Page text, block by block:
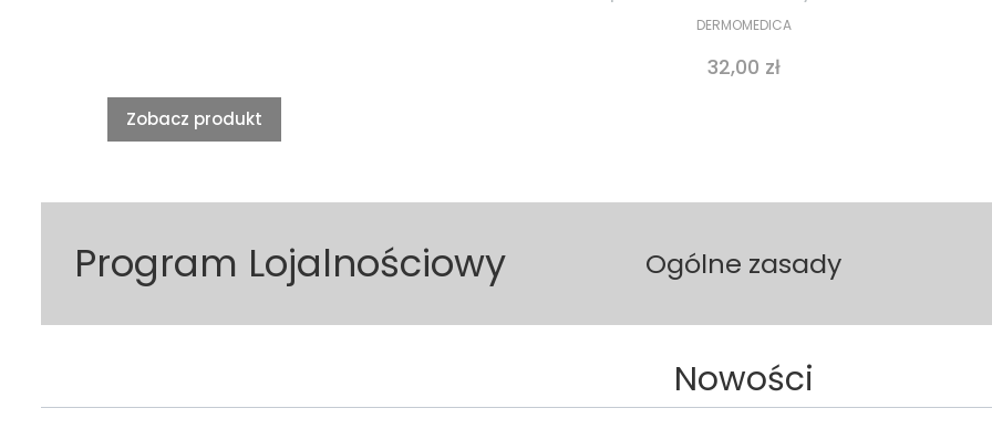
DERMOMEDICA
Cena
32,00 zł
Zobacz produkt
Program Lojalnościowy Ogólne zasady
Nowości